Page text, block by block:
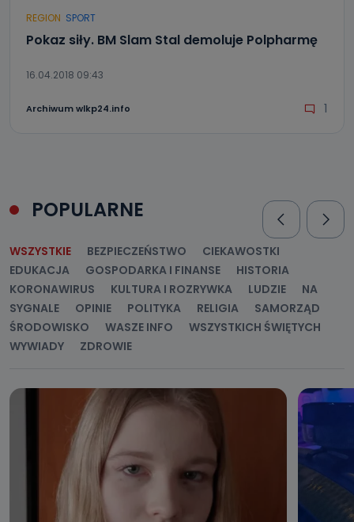
REGION SPORT
Pokaz siły. BM Slam Stal demoluje Polpharmę
16.04.2018 09:43
Archiwum wlkp24.info 1
POPULARNE
WSZYSTKIE BEZPIECZEŃSTWO
CIEKAWOSTKI
EDUKACJA
GOSPODARKA I FINANSE
HISTORIA
KORONAWIRUS
KULTURA I ROZRYWKA LUDZIE
NA
SYGNALE
OPINIE POLITYKA RELIGIA
SAMORZĄD
ŚRODOWISKO
WASZE INFO
WSZYSTKICH ŚWIĘTYCH
WYWIADY
ZDROWIE